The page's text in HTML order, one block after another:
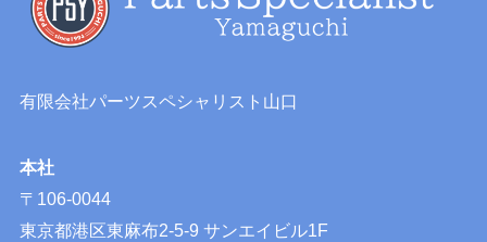
有限会社パーツスペシャリスト山口
本社
〒106-0044
東京都港区東麻布2-5-9 サンエイビル1F